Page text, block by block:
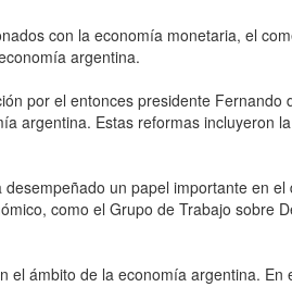
con la economía monetaria, el
argentina.
por el entonces presidente
argentina. Estas reformas incluyeron
un papel importante en
como el Grupo de Trabajo sobre
ámbito de la economía argentina.